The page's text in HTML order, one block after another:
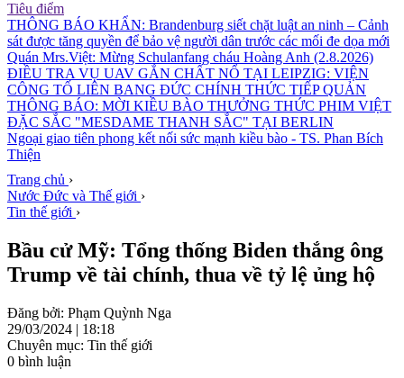
Tiêu điểm
THÔNG BÁO KHẨN: Brandenburg siết chặt luật an ninh – Cảnh
sát được tăng quyền để bảo vệ người dân trước các mối đe dọa mới
Quán Mrs.Việt: Mừng Schulanfang cháu Hoàng Anh (2.8.2026)
ĐIỀU TRA VỤ UAV GẮN CHẤT NỔ TẠI LEIPZIG: VIỆN
CÔNG TỐ LIÊN BANG ĐỨC CHÍNH THỨC TIẾP QUẢN
THÔNG BÁO: MỜI KIỀU BÀO THƯỞNG THỨC PHIM VIỆT
ĐẶC SẮC "MESDAME THANH SẮC" TẠI BERLIN
Ngoại giao tiên phong kết nối sức mạnh kiều bào - TS. Phan Bích
Thiện
Trang chủ ›
Nước Đức và Thế giới ›
Tin thế giới ›
Bầu cử Mỹ: Tổng thống Biden thắng ông
Trump về tài chính, thua về tỷ lệ ủng hộ
Đăng bởi: Phạm Quỳnh Nga
29/03/2024 | 18:18
Chuyên mục: Tin thế giới
0 bình luận